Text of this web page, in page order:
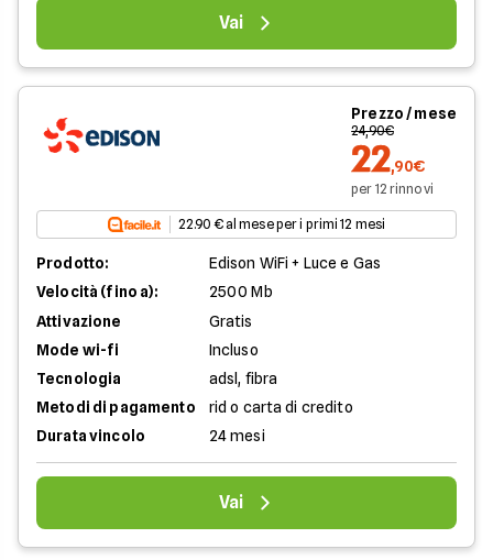
Vai
Prezzo / mese
24,90€
22,90€
per 12 rinnovi
22.90 € al mese per i primi 12 mesi
Prodotto:
Edison WiFi + Luce e Gas
Velocità (fino a):
2500 Mb
Attivazione
Gratis
Mode wi-fi
Incluso
Tecnologia
adsl, fibra
Metodi di pagamento
rid o carta di credito
Durata vincolo
24 mesi
Vai